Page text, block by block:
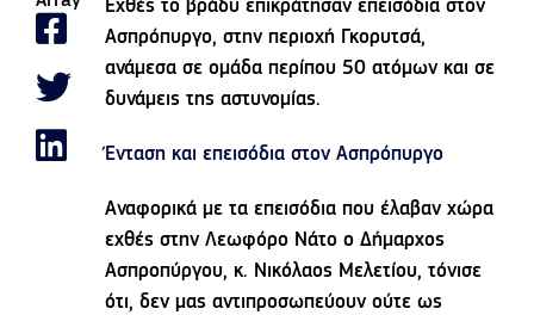
Εχθές το βράδυ επικράτησαν επεισόδια στον
Ασπρόπυργο, στην περιοχή Γκορυτσά,
ανάμεσα σε ομάδα περίπου 50 ατόμων και σε
δυνάμεις της αστυνομίας.
Ένταση και επεισόδια στον Ασπρόπυργο
Αναφορικά με τα επεισόδια που έλαβαν χώρα
εχθές στην Λεωφόρο Νάτο ο Δήμαρχος
Ασπροπύργου, κ. Νικόλαος Μελετίου, τόνισε
ότι, δεν μας αντιπροσωπεύουν ούτε ως